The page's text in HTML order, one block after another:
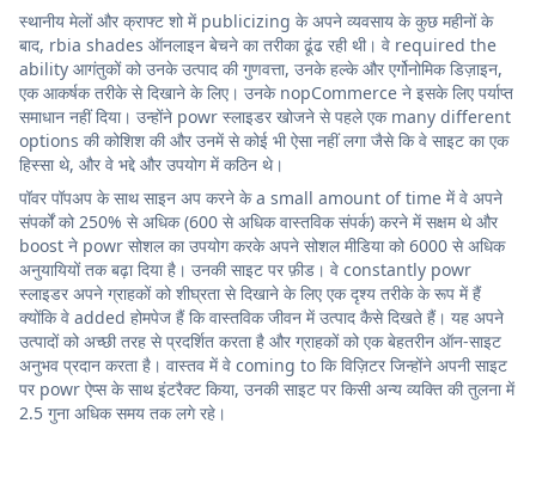
स्थानीय मेलों और क्राफ्ट शो में publicizing के अपने व्यवसाय के कुछ महीनों के
बाद, rbia shades ऑनलाइन बेचने का तरीका ढूंढ रही थी। वे required the
ability आगंतुकों को उनके उत्पाद की गुणवत्ता, उनके हल्के और एर्गोनोमिक डिज़ाइन,
एक आकर्षक तरीके से दिखाने के लिए। उनके nopCommerce ने इसके लिए पर्याप्त
समाधान नहीं दिया। उन्होंने powr स्लाइडर खोजने से पहले एक many different
options की कोशिश की और उनमें से कोई भी ऐसा नहीं लगा जैसे कि वे साइट का एक
हिस्सा थे, और वे भद्दे और उपयोग में कठिन थे।
पॉवर पॉपअप के साथ साइन अप करने के a small amount of time में वे अपने
संपर्कों को 250% से अधिक (600 से अधिक वास्तविक संपर्क) करने में सक्षम थे और
boost ने powr सोशल का उपयोग करके अपने सोशल मीडिया को 6000 से अधिक
अनुयायियों तक बढ़ा दिया है। उनकी साइट पर फ़ीड। वे constantly powr
स्लाइडर अपने ग्राहकों को शीघ्रता से दिखाने के लिए एक दृश्य तरीके के रूप में हैं
क्योंकि वे added होमपेज हैं कि वास्तविक जीवन में उत्पाद कैसे दिखते हैं। यह अपने
उत्पादों को अच्छी तरह से प्रदर्शित करता है और ग्राहकों को एक बेहतरीन ऑन-साइट
अनुभव प्रदान करता है। वास्तव में वे coming to कि विज़िटर जिन्होंने अपनी साइट
पर powr ऐप्स के साथ इंटरैक्ट किया, उनकी साइट पर किसी अन्य व्यक्ति की तुलना में
2.5 गुना अधिक समय तक लगे रहे।